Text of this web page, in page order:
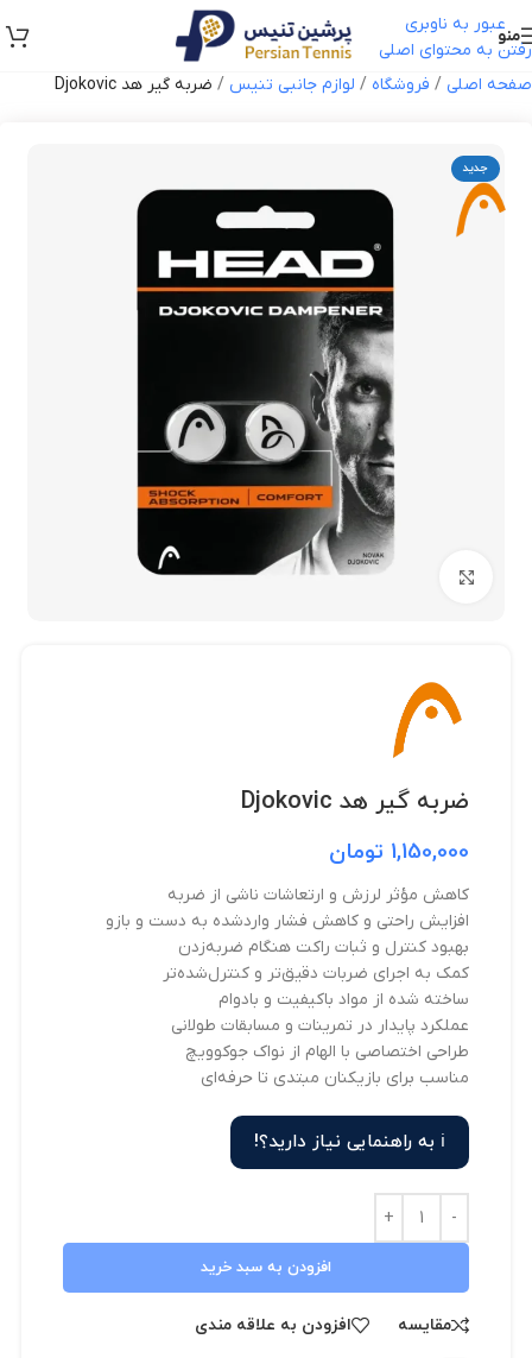
عبور به ناوبری
رفتن به محتوای اصلی
منو
صفحه اصلی / فروشگاه / لوازم جانبی تنیس / ضربه گیر هد Djokovic
جدید
بزرگنمایی تصویر
ضربه گیر هد Djokovic
1,150,000 تومان
کاهش مؤثر لرزش و ارتعاشات ناشی از ضربه
افزایش راحتی و کاهش فشار واردشده به دست و بازو
بهبود کنترل و ثبات راکت هنگام ضربه‌زدن
کمک به اجرای ضربات دقیق‌تر و کنترل‌شده‌تر
ساخته شده از مواد باکیفیت و بادوام
عملکرد پایدار در تمرینات و مسابقات طولانی
طراحی اختصاصی با الهام از نواک جوکوویچ
مناسب برای بازیکنان مبتدی تا حرفه‌ای
ℹ️ به راهنمایی نیاز دارید؟!
افزودن به سبد خرید
مقایسه افزودن به علاقه مندی